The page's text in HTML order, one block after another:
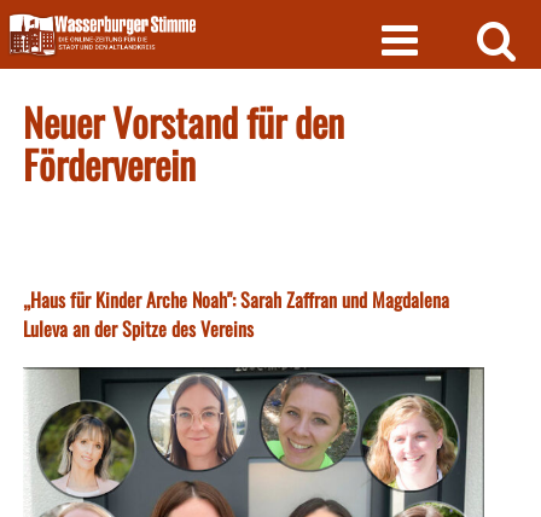
Skip
to
content
Neuer Vorstand für den
Förderverein
„Haus für Kinder Arche Noah": Sarah Zaffran und Magdalena
Luleva an der Spitze des Vereins